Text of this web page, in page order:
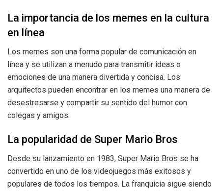
La importancia de los memes en la cultura
en línea
Los memes son una forma popular de comunicación en
línea y se utilizan a menudo para transmitir ideas o
emociones de una manera divertida y concisa. Los
arquitectos pueden encontrar en los memes una manera de
desestresarse y compartir su sentido del humor con
colegas y amigos.
La popularidad de Super Mario Bros
Desde su lanzamiento en 1983, Super Mario Bros se ha
convertido en uno de los videojuegos más exitosos y
populares de todos los tiempos. La franquicia sigue siendo